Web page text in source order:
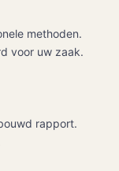
methoden.
voor uw zaak.
rapport.